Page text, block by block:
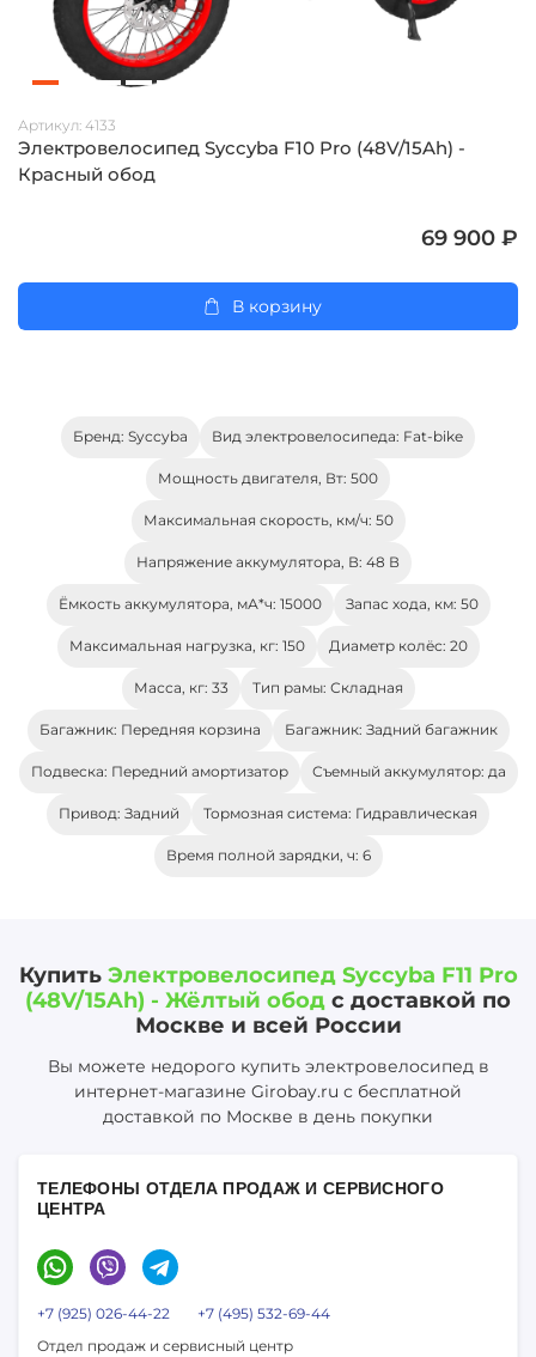
Артикул: 4133
Электровелосипед Syccyba F10 Pro (48V/15Ah) -
Красный обод
69 900 ₽
В корзину
Бренд: Syccyba Вид электровелосипеда: Fat-bike
Мощность двигателя, Вт: 500
Максимальная скорость, км/ч: 50
Напряжение аккумулятора, В: 48 В
Ёмкость аккумулятора, мА*ч: 15000 Запас хода, км: 50
Максимальная нагрузка, кг: 150 Диаметр колёс: 20
Масса, кг: 33 Тип рамы: Складная
Багажник: Передняя корзина Багажник: Задний багажник
Подвеска: Передний амортизатор Съемный аккумулятор: да
Привод: Задний Тормозная система: Гидравлическая
Время полной зарядки, ч: 6
Купить Электровелосипед Syccyba F11 Pro
(48V/15Ah) - Жёлтый обод с доставкой по
Москве и всей России
Вы можете недорого купить электровелосипед в
интернет-магазине Girobay.ru с бесплатной
доставкой по Москве в день покупки
ТЕЛЕФОНЫ ОТДЕЛА ПРОДАЖ И СЕРВИСНОГО
ЦЕНТРА
+7 (925) 026-44-22
+7 (495) 532-69-44
Отдел продаж и сервисный центр